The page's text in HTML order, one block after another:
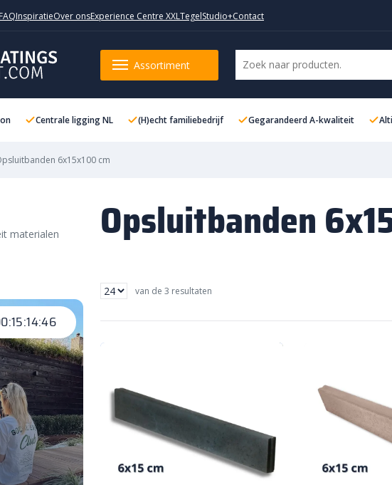
FAQInspiratieOver onsExperience Centre XXLTegelStudio+Contact
Assortiment
Centrale ligging NL (H)echt familiebedrijf Gegarandeerd A-kwaliteit
6x15x100 cm
materialen Opsluitbanden
van de 3 resultaten